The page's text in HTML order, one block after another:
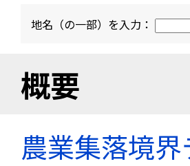
地名（の一部）を入力：
概要
農業集落境